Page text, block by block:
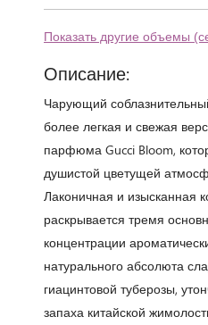
Показать другие объемы
Описание:
Чарующий
более легкая и свежая
парфюма Gucci Bloom,
душистой цветущей
Лаконичная и изысканная
раскрывается тремя
концентрации
натурального абсолюта
гиацинтовой туберозы,
запаха китайской